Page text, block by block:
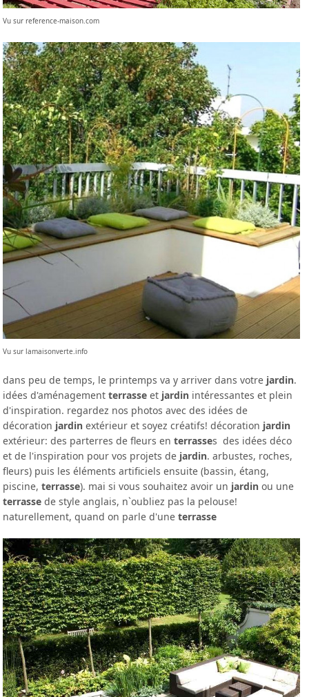
Vu sur reference-maison.com
Vu sur lamaisonverte.info
dans peu de temps, le printemps va y arriver dans votre jardin.
idées d'aménagementterrasse et jardin intéressantes et plein
d'inspiration. regardez nos photos avec des idées de
décoration jardin extérieur et soyez créatifs! décoration jardin
extérieur: des parterres de fleurs enterrasses des idées déco
et de l'inspiration pour vos projets de jardin. arbustes, roches,
fleurs) puis les éléments artificiels ensuite (bassin, étang,
piscine,terrasse). mai si vous souhaitez avoir un jardin ou une
terrasse de style anglais, n`oubliez pas la pelouse!
naturellement, quand on parle d'uneterrasse